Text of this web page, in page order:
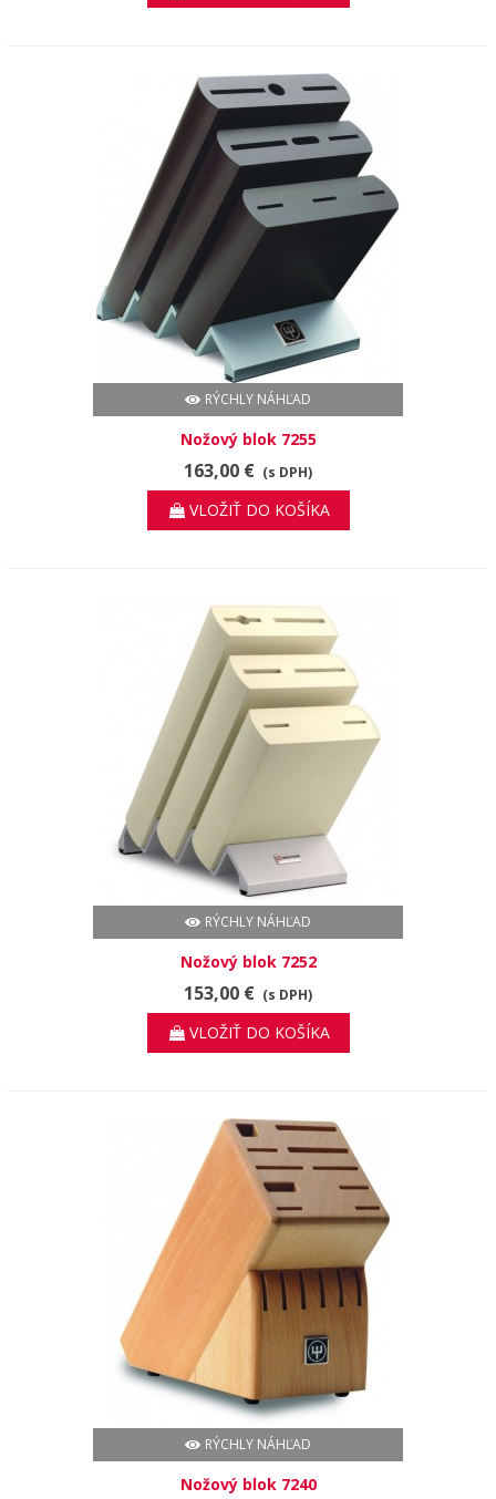
RÝCHLY NÁHĽAD
Nožový blok 7255
163,00 € (s DPH)
VLOŽIŤ DO KOŠÍKA
RÝCHLY NÁHĽAD
Nožový blok 7252
153,00 € (s DPH)
VLOŽIŤ DO KOŠÍKA
RÝCHLY NÁHĽAD
Nožový blok 7240